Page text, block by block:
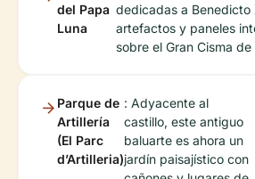
del Papa
Luna
dedicadas a Benedicto
artefactos y paneles
sobre el Gran Cisma
Parque de
Artillería
(El Parc
d’Artilleria)
: Adyacente al
castillo, este antiguo
baluarte es ahora un
jardín paisajístico con